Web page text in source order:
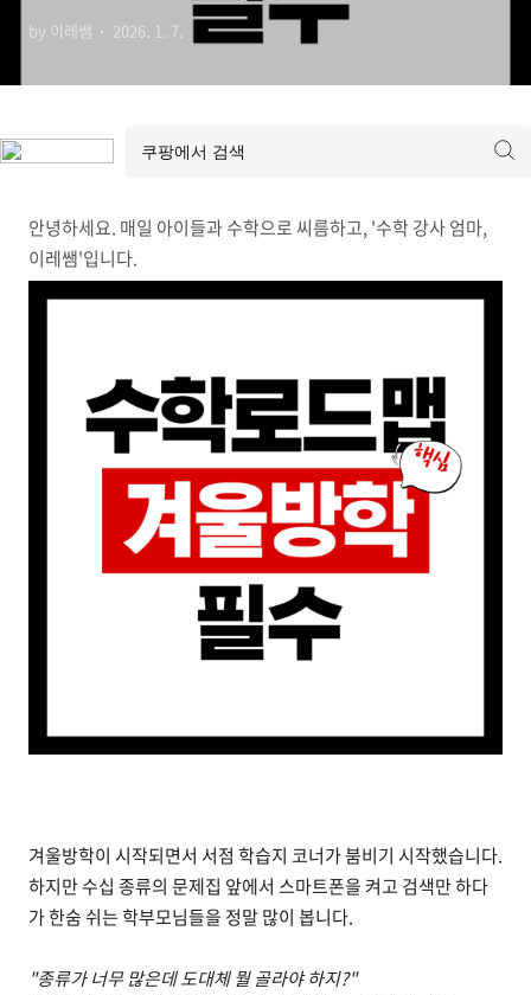
by 이레쌤 2026. 1. 7.
안녕하세요. 매일 아이들과 수학으로 씨름하고, '수학 강사 엄마,
이레쌤'입니다.
겨울방학이 시작되면서 서점 학습지 코너가 붐비기 시작했습니다.
하지만 수십 종류의 문제집 앞에서 스마트폰을 켜고 검색만 하다
가 한숨 쉬는 학부모님들을 정말 많이 봅니다.
"종류가 너무 많은데 도대체 뭘 골라야 하지?"